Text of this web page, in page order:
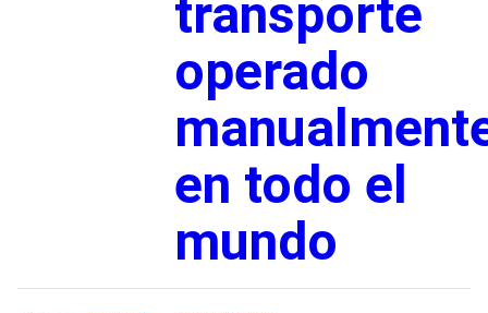
transporte
operado
en todo el
mundo